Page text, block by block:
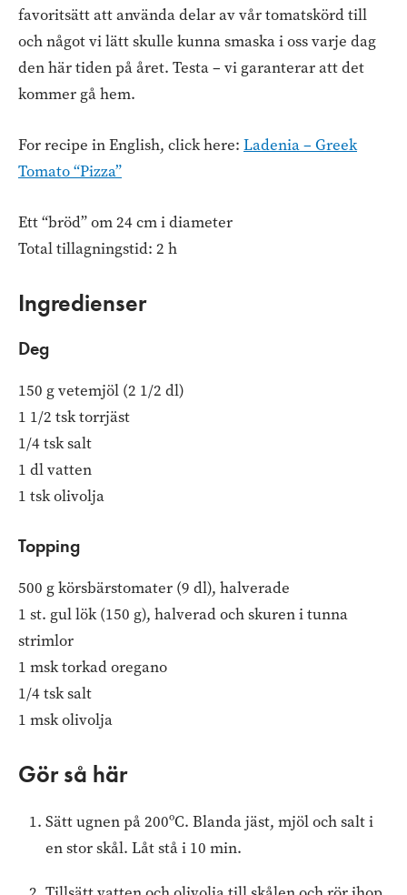
favoritsätt att använda delar av vår tomatskörd till
och något vi lätt skulle kunna smaska i oss varje dag
den här tiden på året. Testa – vi garanterar att det
kommer gå hem.
For recipe in English, click here: Ladenia – Greek
Tomato “Pizza”
Ett “bröd” om 24 cm i diameter
Total tillagningstid: 2 h
Ingredienser
Deg
150 g vetemjöl (2 1/2 dl)
1 1/2 tsk torrjäst
1/4 tsk salt
1 dl vatten
1 tsk olivolja
Topping
500 g körsbärstomater (9 dl), halverade
1 st. gul lök (150 g), halverad och skuren i tunna
strimlor
1 msk torkad oregano
1/4 tsk salt
1 msk olivolja
Gör så här
Sätt ugnen på 200ºC. Blanda jäst, mjöl och salt i
en stor skål. Låt stå i 10 min.